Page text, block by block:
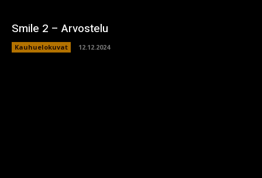
Smile 2 – Arvostelu
Kauhuelokuvat 12.12.2024